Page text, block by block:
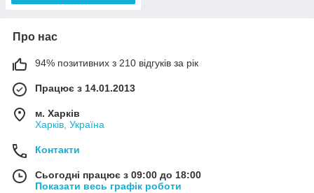
Про нас
94% позитивних з 210 відгуків за рік
Працює з 14.01.2013
м. Харків
Харків, Україна
Контакти
Сьогодні працює з 09:00 до 18:00
Показати весь графік роботи